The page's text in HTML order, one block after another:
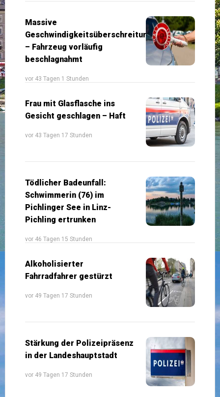
Massive
Geschwindigkeitsüberschreitung
– Fahrzeug vorläufig
beschlagnahmt
vor 43 Tagen 1 Stunden
Frau mit Glasflasche ins
Gesicht geschlagen – Haft
vor 43 Tagen 17 Stunden
Tödlicher Badeunfall:
Schwimmerin (76) im
Pichlinger See in Linz-
Pichling ertrunken
vor 46 Tagen 15 Stunden
Alkoholisierter
Fahrradfahrer gestürzt
vor 49 Tagen 17 Stunden
Stärkung der Polizeipräsenz
in der Landeshauptstadt
vor 49 Tagen 17 Stunden